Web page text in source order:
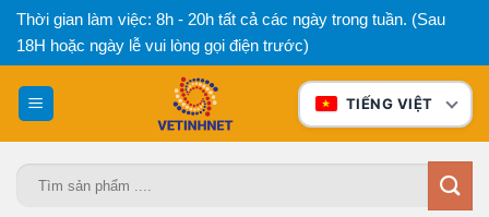
Bỏ
qua
nội
dung
Thời gian làm việc: 8h - 20h tất cả các ngày trong tuần. (Sau
18H hoặc ngày lễ vui lòng gọi điện trước)
TIẾNG VIỆT